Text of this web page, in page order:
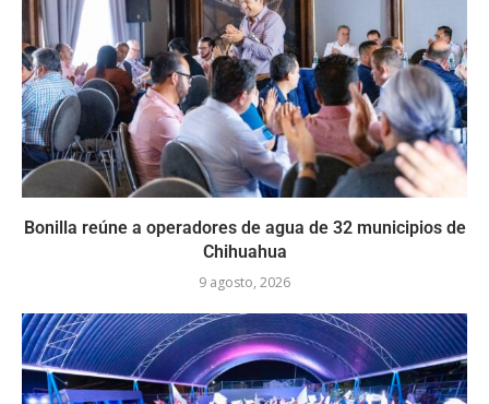
Bonilla reúne a operadores de agua de 32 municipios de
Chihuahua
9 agosto, 2026